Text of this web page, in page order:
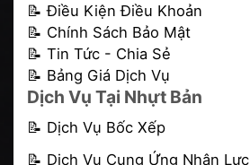
📝 Điều Kiện Điều Khoản
📝 Chính Sách Bảo Mật
📝 Tin Tức - Chia Sẻ
📝 Bảng Giá Dịch Vụ
Dịch Vụ Tại Nhựt Bản
📝 Dịch Vụ Bốc Xếp
📝 Dịch Vụ Cung Ứng Nhân Lực